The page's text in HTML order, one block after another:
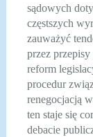
sądowych
częstszych
zauważyć
przez
reform
procedur
renegocjacją
ten staje się
debacie